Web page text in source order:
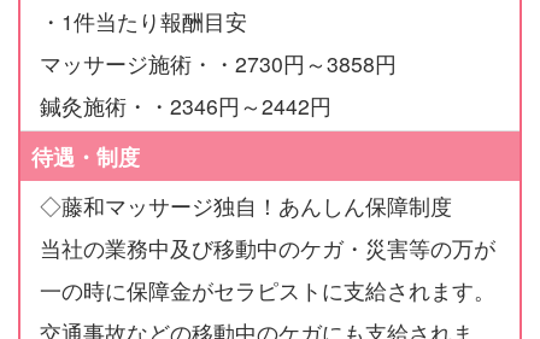
・1件当たり報酬目安
マッサージ施術・・2730円～3858円
鍼灸施術・・2346円～2442円
待遇・制度
◇藤和マッサージ独自！あんしん保障制度
当社の業務中及び移動中のケガ・災害等の万が
一の時に保障金がセラピストに支給されます。
交通事故などの移動中のケガにも支給されま